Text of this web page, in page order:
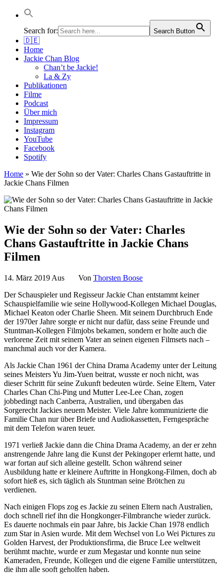
Jackie Chan Deutschland | Thorsten Boose
Autor & Jackie-Chan-Historiker
Search for:
Search Button
🇩🇪
Home
Jackie Chan Blog
Chan’t be Jackie!
La & Zy
Publikationen
Filme
Podcast
Über mich
Impressum
Instagram
YouTube
Facebook
Spotify
Home » Wie der Sohn so der Vater: Charles Chans Gastauftritte in
Jackie Chans Filmen
Wie der Sohn so der Vater: Charles
Chans Gastauftritte in Jackie Chans
Filmen
14. März 2019 Aus Von Thorsten Boose
Der Schauspieler und Regisseur Jackie Chan entstammt keiner
Schauspielfamilie wie seine Hollywood-Kollegen Michael Douglas,
Michael Keaton oder Charlie Sheen. Mit seinem Durchbruch Ende
der 1970er Jahre sorgte er nicht nur dafür, dass seine Freunde und
Stuntman-Kollegen Filmjobs bekamen, sondern er holte auch die
verlorene Zeit mit seinem Vater an seinen eigenen Filmsets nach –
manchmal auch vor der Kamera.
Als Jackie Chan 1961 der China Drama Academy unter der Leitung
seines Meisters Yu Jim-Yuen beitrat, wusste er noch nicht, was
dieser Schritt für seine Zukunft bedeuten würde. Seine Eltern, Vater
Charles Chan Chi-Ping und Mutter Lee-Lee Chan, zogen
jobbedingt nach Canberra, Australien, und übergaben das
Sorgerecht Jackies neuem Meister. Viele Jahre kommunizierte die
Familie Chan nur über Briefe und Audiokassetten, Ferngespräche
mit dem Telefon waren teuer.
1971 verließ Jackie dann die China Drama Academy, an der er zehn
anstrengende Jahre lang die Kunst der Pekingoper erlernt hatte, und
war fortan auf sich alleine gestellt. Schon während seiner
Ausbildung hatte er kleinere Auftritte in Hongkong-Filmen, doch ab
sofort hieß es, sich täglich als Stuntman seine Brötchen zu
verdienen.
Nach einigen Flops zog es Jackie zu seinen Eltern nach Australien,
doch schnell rief ihn die Hongkonger-Filmbranche wieder zurück.
Es dauerte nochmals ein paar Jahre, bis Jackie Chan 1978 endlich
zum Star in Asien wurde. Mit dem Wechsel von Lo Wei Pictures zu
Golden Harvest, der Produktionsfirma, die Bruce Lee weltweit
berühmt machte, wurde er zum Megastar und konnte nun seine
Kameraden, Freunde, Kollegen und die eigene Familie unterstützen,
die ihm alle sooft geholfen haben.